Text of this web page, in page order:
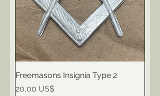
Freemasons Insignia Type 2
Pris
20,00 US$